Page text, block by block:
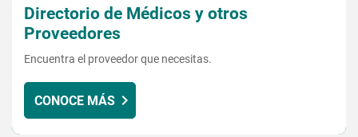
Directorio de Médicos y otros
Proveedores
Encuentra el proveedor que necesitas.
CONOCE MÁS